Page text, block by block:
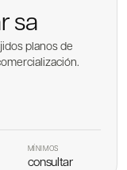
sa
planos de
MÍNIMOS
consultar